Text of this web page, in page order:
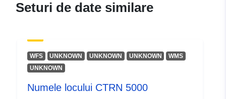
], [ 13.92, 46.66 ], [ 13.92,
Identificatori:
uriRef:
http://data.europa.eu/88u/dataset/
Seturi de date similare
WFS UNKNOWN UNKNOWN UNKNOWN
WMS
UNKNOWN
Numele locului CTRN 5000